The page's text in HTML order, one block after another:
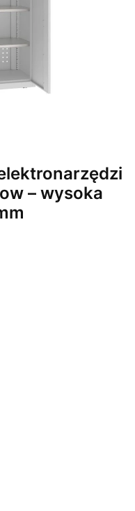
– wysoka